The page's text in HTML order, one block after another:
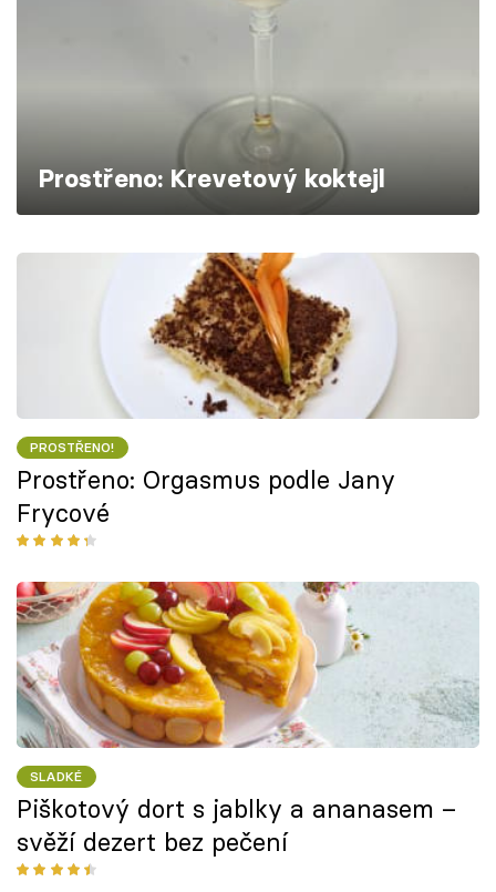
Speciál: Cuketa
Těhotnej kuchař
Sledujte nás
Prostřeno: Krevetový koktejl
PROSTŘENO!
Prostřeno: Orgasmus podle Jany
Frycové
SLADKÉ
Piškotový dort s jablky a ananasem –
svěží dezert bez pečení